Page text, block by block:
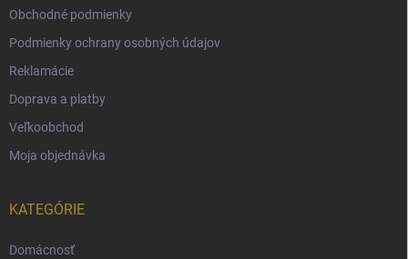
Obchodné podmienky
Podmienky ochrany osobných údajov
Reklamácie
Doprava a platby
Veľkoobchod
Moja objednávka
KATEGÓRIE
Domácnosť